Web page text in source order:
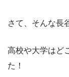
さて、そんな長
高校や大学はど
た！